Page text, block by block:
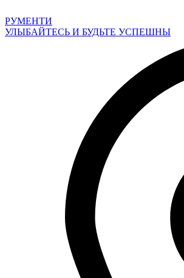
к
содержимому
РУМЕНТИ
УЛЫБАЙТЕСЬ И БУДЬТЕ УСПЕШНЫ